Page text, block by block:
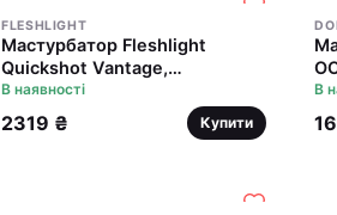
FLESHLIGHT
Мастурбатор Fleshlight
Quickshot Vantage,
компактний, чудово для пар і
мінету
В наявності
2319 ₴ Купити
В